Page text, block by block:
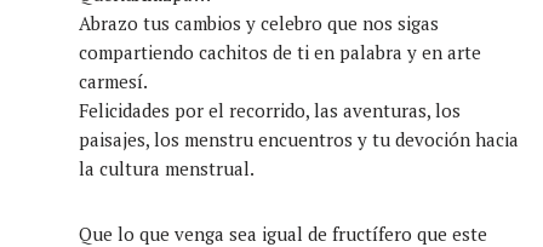
Abrazo tus cambios y celebro que nos sigas
compartiendo cachitos de ti en palabra y en arte
carmesí.
Felicidades por el recorrido, las aventuras, los
paisajes, los menstru encuentros y tu devoción hacia
la cultura menstrual.
Que lo que venga sea igual de fructífero que este